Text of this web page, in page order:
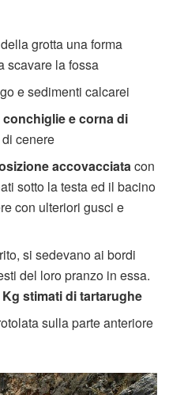
grotta una forma
scavare la fossa
e sedimenti calcarei
conchiglie e corna di
cenere
accovacciatacon
sotto la testa ed il bacino
con ulteriori gusci e
si sedevano ai bordi
del loro pranzo in essa.
Kg stimati di tartarughe
sulla parte anteriore